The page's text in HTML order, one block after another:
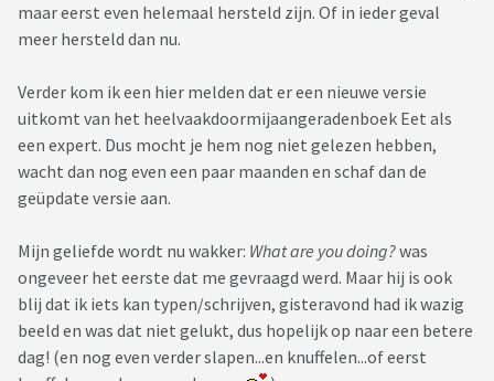
maar eerst even helemaal hersteld zijn. Of in ieder geval
meer hersteld dan nu.
Verder kom ik een hier melden dat er een nieuwe versie
uitkomt van het heelvaakdoormijaangeradenboek Eet als
een expert. Dus mocht je hem nog niet gelezen hebben,
wacht dan nog even een paar maanden en schaf dan de
geüpdate versie aan.
Mijn geliefde wordt nu wakker: What are you doing?was
ongeveer het eerste dat me gevraagd werd. Maar hij is ook
blij dat ik iets kan typen/schrijven, gisteravond had ik wazig
beeld en was dat niet gelukt, dus hopelijk op naar een betere
dag! (en nog even verder slapen...en knuffelen...of eerst